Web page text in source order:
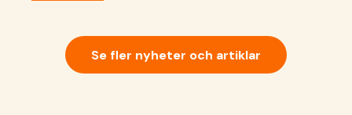
Se fler nyheter och artiklar